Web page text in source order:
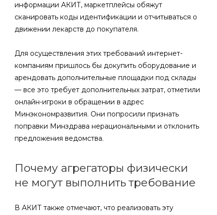
информации АКИТ, маркетплейсы обяжут
сканировать коды идентификации и отчитываться о
движении лекарств до покупателя.
Для осуществления этих требований интернет-
компаниям пришлось бы докупить оборудование и
арендовать дополнительные площадки под склады
— все это требует дополнительных затрат, отметили
онлайн-игроки в обращении в адрес
Минэкономразвития. Они попросили признать
поправки Минздрава нерациональными и отклонить
предложения ведомства.
Почему агрегаторы физически
не могут выполнить требование
В АКИТ также отмечают, что реализовать эту